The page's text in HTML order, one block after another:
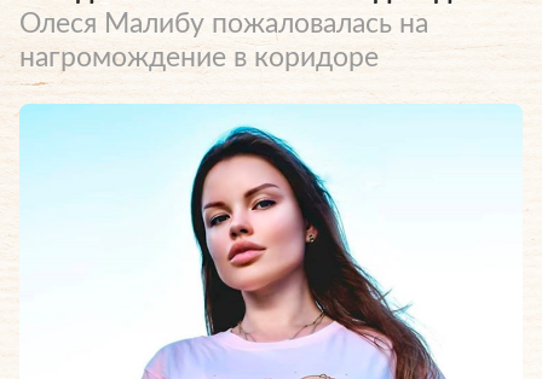
Олеся Малибу пожаловалась на
нагромождение в коридоре